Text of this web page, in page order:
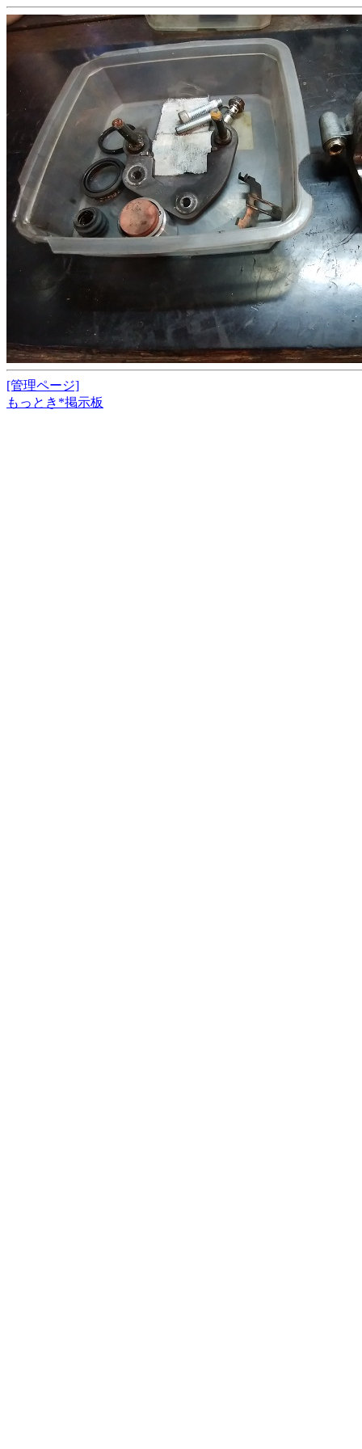
[管理ページ]
もっとき*掲示板